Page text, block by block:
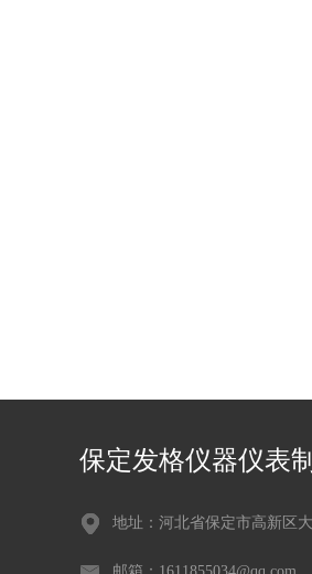
保定发格仪器仪表
地址：河北省保定市高新区